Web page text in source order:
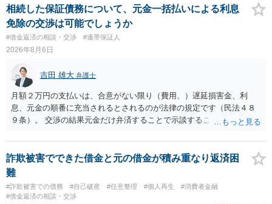
くれるため、弁護士へ自己破産を任せれば解決します。
相続した保証債務について、元金一括払いによる利息
免除の交渉は可能でしょうか
#借金返済の相談・交渉 #連帯保証人
2026年8月6日
吉田 雄大 弁護士
月額２万円の支払いは、合意がない限り（費用、）遅延損害金、利
息、元金の順番に充当されるとされるのが法律の規定です（民法４８
９条）。 交渉の結果元金だけ弁済することで示談することは、弁護士
ることには消極的なことが多いものの、お近くの弁護士にご依頼しチ
ャレンジなさる意義は十分にあると思います。
詐欺被害でできた借金と元の借金が積み重なり返済困
難
#詐欺被害での債務 #自己破産 #任意整理 #個人再生
#消費者金融
#借金返済の相談・交渉